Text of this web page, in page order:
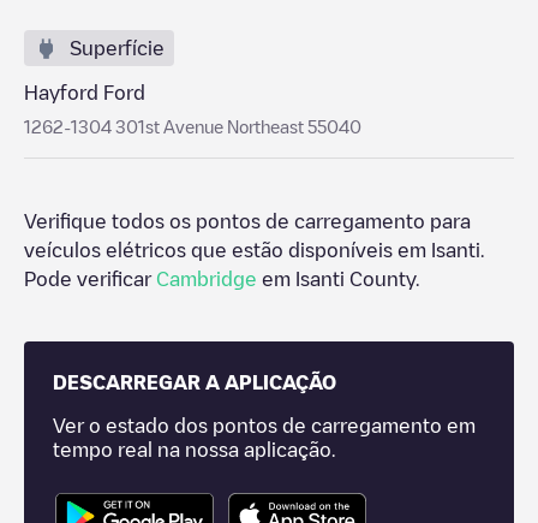
Superfície
Hayford Ford
1262-1304 301st Avenue Northeast 55040
Verifique todos os pontos de carregamento para
veículos elétricos que estão disponíveis em Isanti
Pode verificar Cambridge em Isanti County.
DESCARREGAR A APLICAÇÃO
Ver o estado dos pontos de carregamento em
tempo real na nossa aplicação.